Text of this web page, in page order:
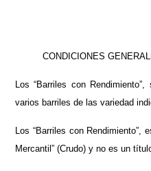
CONDICIONES
Los “Barriles con
varios barriles de las variedad
Los “Barriles con Rendimiento”,
Mercantil” (Crudo) y no es un